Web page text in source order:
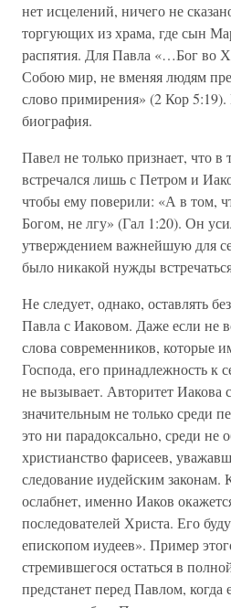
нет исцелений, ничего не
торгующих из храма, где сын
распятия. Для Павла «…Бог во
Собою мир, не вменяя людям
слово примирения» (2 Кор
биография.
Павел не только признает, что в
встречался лишь с Петром и
чтобы ему поверили: «А в том,
Богом, не лгу» (Гал 1:20). Он
утверждением важнейшую для
было никакой нужды
Не следует, однако, оставлять
Павла с Иаковом. Даже если не
слова современников, которые
Господа, его принадлежность к
не вызывает. Авторитет Иакова
значительным не только среди
это ни парадоксально, среди не
христианство фарисеев,
следование иудейским законам.
ослабнет, именно Иаков
последователей Христа. Его
епископом иудеев». Пример
стремившегося остаться в
предстанет перед Павлом,